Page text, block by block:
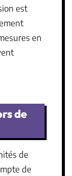
est
en
de
de
de